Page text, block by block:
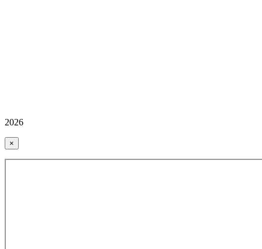
2026
×